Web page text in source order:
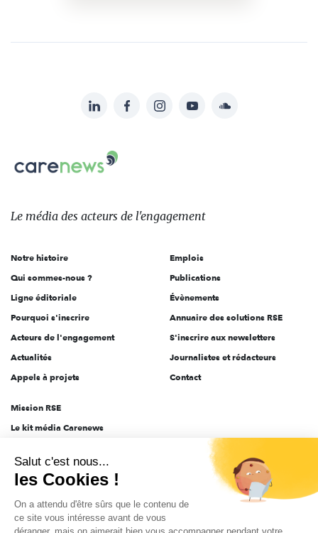
sur:
LinkedInFacebookInstagramYouTubeSoundcloud
Le
des
l'engagement
Le média des acteurs de l'engagement
Notre histoire
Qui sommes-nous ?
Ligne éditoriale
Pourquoi s'inscrire
Acteurs de l'engagement
Actualités
Appels à projets
Emplois
Publications
Évènements
Annuaire des solutions RSE
S'inscrire aux newsletters
Journalistes et rédacteurs
Contact
Mission RSE
Le kit média Carenews
AEF info
Novethic
PRODURABLE
Inclusiv Day
Salut c'est nous...
les Cookies !
On a attendu d'être sûrs que le contenu de
ce site vous intéresse avant de vous
déranger, mais on aimerait bien vous accompagner pendant votre